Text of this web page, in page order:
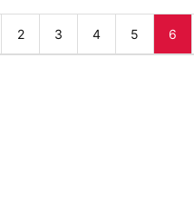
2 3 4 5 6